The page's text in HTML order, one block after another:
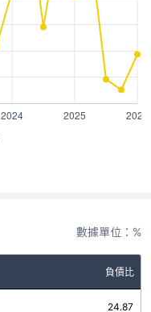
數據單位：%
負債比
24.87